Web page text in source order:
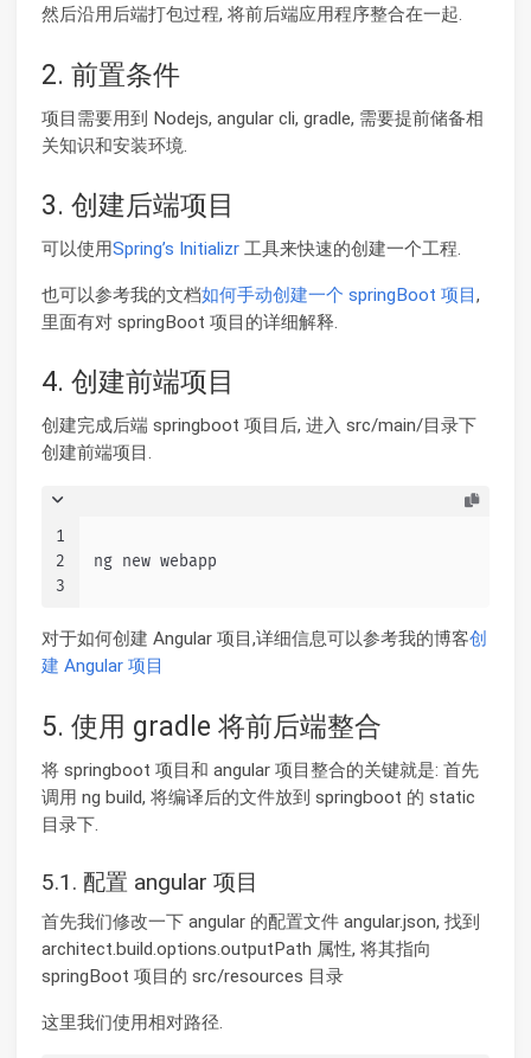
然后沿用后端打包过程, 将前后端应用程序整合在一起.
2. 前置条件
项目需要用到 Nodejs, angular cli, gradle, 需要提前储备相
关知识和安装环境.
3. 创建后端项目
可以使用Spring’s Initializr 工具来快速的创建一个工程.
也可以参考我的文档如何手动创建一个 springBoot 项目,
里面有对 springBoot 项目的详细解释.
4. 创建前端项目
创建完成后端 springboot 项目后, 进入 src/main/目录下
创建前端项目.
1
2
3
ng new webapp
对于如何创建 Angular 项目,详细信息可以参考我的博客创
建 Angular 项目
5. 使用 gradle 将前后端整合
将 springboot 项目和 angular 项目整合的关键就是: 首先
调用 ng build, 将编译后的文件放到 springboot 的 static
目录下.
5.1. 配置 angular 项目
首先我们修改一下 angular 的配置文件 angular.json, 找到
architect.build.options.outputPath 属性, 将其指向
springBoot 项目的 src/resources 目录
这里我们使用相对路径.